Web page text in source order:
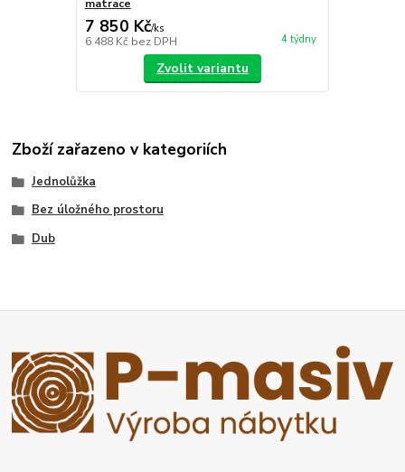
matrace
7 850 Kč/ks
6 488 Kč bez DPH 4 týdny
Zvolit variantu
Zboží zařazeno v kategoriích
Jednolůžka
Bez úložného prostoru
Dub